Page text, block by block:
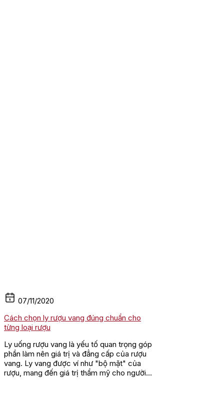
07/11/2020
Cách chọn ly rượu vang đúng chuẩn cho
từng loại rượu
Ly uống rượu vang là yếu tố quan trọng góp
phần làm nên giá trị và đẳng cấp của rượu
vang. Ly vang được ví như "bộ mặt" của
rượu, mang đến giá trị thẩm mỹ cho người